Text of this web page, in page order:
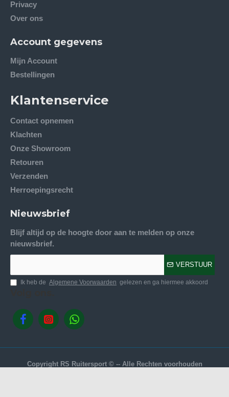
Privacy
Over ons
Account gegevens
Mijn Account
Bestellingen
Klantenservice
Contact opnemen
Klachten
Onze Showroom
Retouren
Verzenden
Herroepingsrecht
Nieuwsbrief
Blijf altijd op de hoogte door aan te melden op onze
nieuwsbrief.
VERSTUUR
Ik heb de Algemene Voorwaarden gelezen en ga hiermee akkoord
Copyright RS Ruitersport © -- Alle Rechten voorhouden